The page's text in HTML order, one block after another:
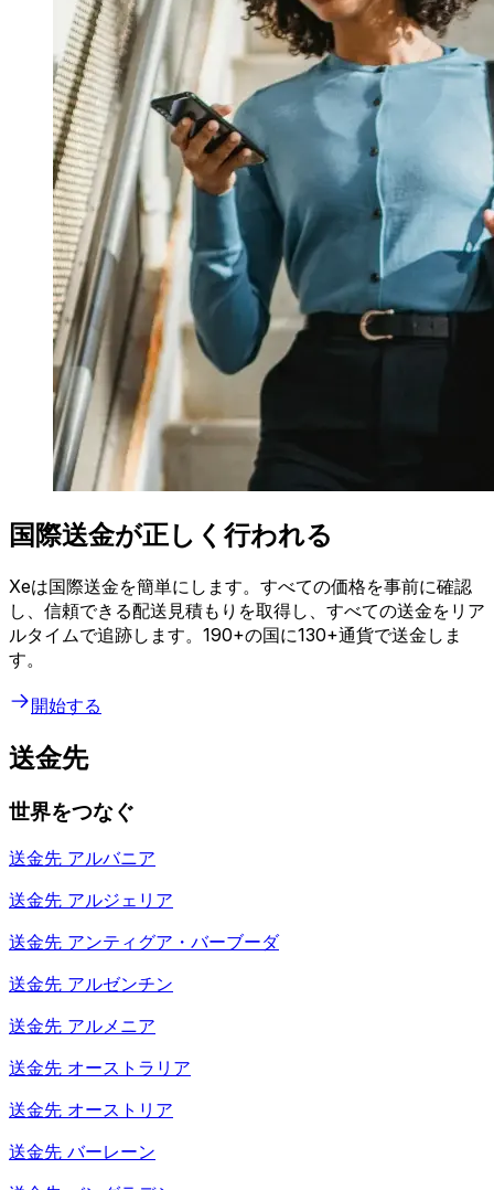
国際送金が正しく行われる
Xeは国際送金を簡単にします。すべての価格を事前に確認
し、信頼できる配送見積もりを取得し、すべての送金をリア
ルタイムで追跡します。190+の国に130+通貨で送金しま
す。
開始する
送金先
世界をつなぐ
送金先 アルバニア
送金先 アルジェリア
送金先 アンティグア・バーブーダ
送金先 アルゼンチン
送金先 アルメニア
送金先 オーストラリア
送金先 オーストリア
送金先 バーレーン